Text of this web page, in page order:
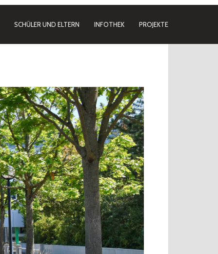
SCHÜLER UND ELTERN INFOTHEK PROJEKTE